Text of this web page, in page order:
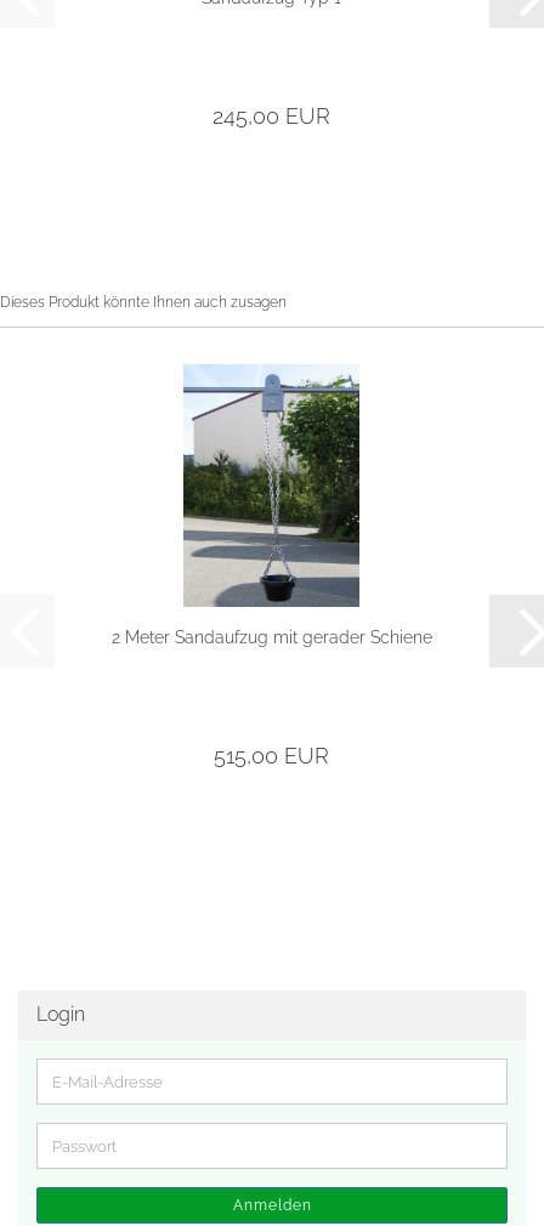
245,00 EUR
Dieses Produkt könnte Ihnen auch zusagen
2 Meter Sandaufzug mit gerader Schiene
515,00 EUR
Login
E-
Mail-
Adresse
Passwort
Anmelden